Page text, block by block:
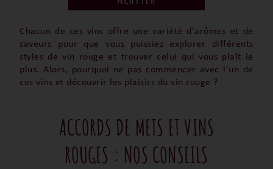
Chacun de ces vins offre une variété d'arômes et de
saveurs pour que vous puissiez explorer différents
styles de vin rouge et trouver celui qui vous plaît le
plus. Alors, pourquoi ne pas commencer avec l'un de
ces vins et découvrir les plaisirs du vin rouge ?
ACCORDS DE METS ET VINS
ROUGES : NOS CONSEILS